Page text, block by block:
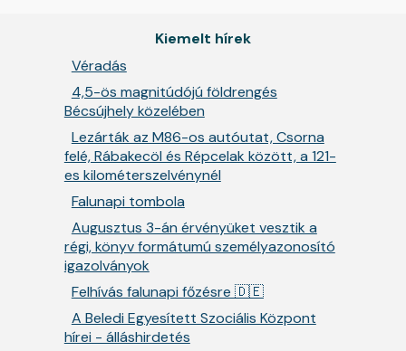
Kiemelt hírek
Véradás
4,5-ös magnitúdójú földrengés
Bécsújhely közelében
Lezárták az M86-os autóutat, Csorna
felé, Rábakecöl és Répcelak között, a 121-
es kilométerszelvénynél
Falunapi tombola
Augusztus 3-án érvényüket vesztik a
régi, könyv formátumú személyazonosító
igazolványok
Felhívás falunapi főzésre 🇩🇪
A Beledi Egyesített Szociális Központ
hírei - álláshirdetés